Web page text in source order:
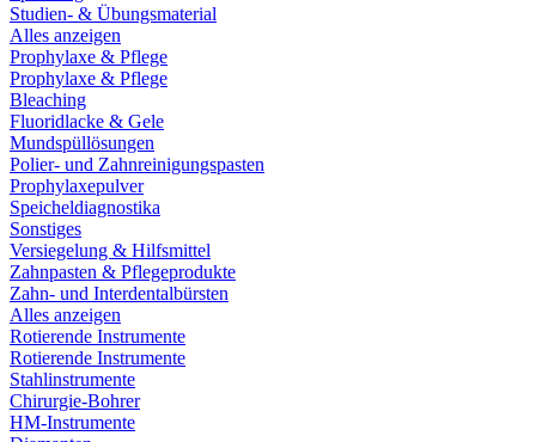
Studien- & Übungsmaterial
Alles anzeigen
Prophylaxe & Pflege
Prophylaxe & Pflege
Bleaching
Fluoridlacke & Gele
Mundspüllösungen
Polier- und Zahnreinigungspasten
Prophylaxepulver
Speicheldiagnostika
Sonstiges
Versiegelung & Hilfsmittel
Zahnpasten & Pflegeprodukte
Zahn- und Interdentalbürsten
Alles anzeigen
Rotierende Instrumente
Rotierende Instrumente
Stahlinstrumente
Chirurgie-Bohrer
HM-Instrumente